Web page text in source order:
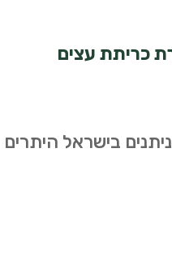
כריתת עצים
בישראל היתרים